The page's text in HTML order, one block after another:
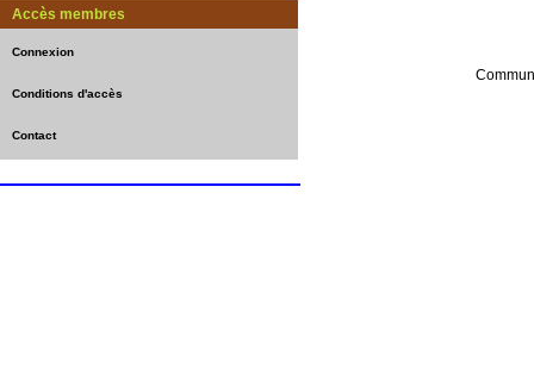
Accès membres
Connexion
Conditions d'accès
Contact